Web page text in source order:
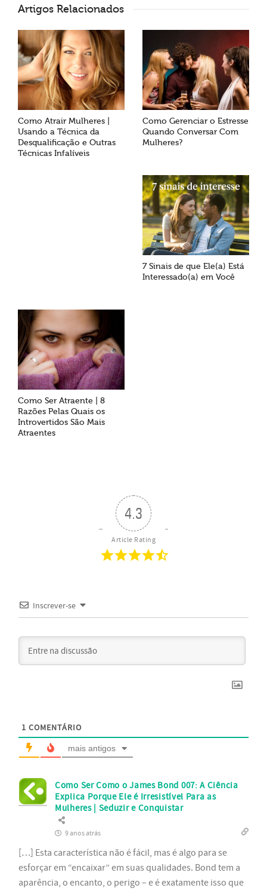
Artigos Relacionados
Como Atrair Mulheres |
Usando a Técnica da
Desqualificação e Outras
Técnicas Infalíveis
Como Gerenciar o Estresse
Quando Conversar Com
Mulheres?
7 Sinais de que Ele(a) Está
Interessado(a) em Você
Como Ser Atraente | 8
Razões Pelas Quais os
Introvertidos São Mais
Atraentes
4.3
Article Rating
Inscrever-se
1 COMENTÁRIO
mais antigos
Como Ser Como o James Bond 007: A Ciência
Explica Porque Ele é Irresistível Para as
Mulheres | Seduzir e Conquistar
9 anos atrás
[…] Esta característica não é fácil, mas é algo para se
esforçar em “encaixar” em suas qualidades. Bond tem a
aparência, o encanto, o perigo – e é exatamente isso que